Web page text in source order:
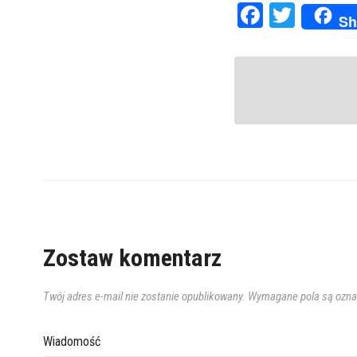
Zostaw komentarz
Twój adres e-mail nie zostanie opublikowany. Wymagane pola są
Wiadomość